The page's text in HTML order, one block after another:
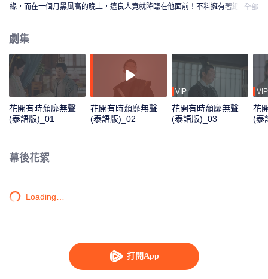
打開App
緣，而在一個月黑風高的晚上，這良人竟就降臨在他面前！不料擁有著絕世美
了身！這位“美人”不僅性別成謎，甚至連身世也和金家有著剪不斷的關係……當
小寶和懷恩認清彼此，還能否有勇氣再續良緣？
全部
劇集
花開有時頹靡無聲
(泰語版)_01
花開有時頹靡無聲
(泰語版)_02
VIP
花開有時頹靡無聲
(泰語版)_03
VIP
花
(泰
幕後花絮
Loading…